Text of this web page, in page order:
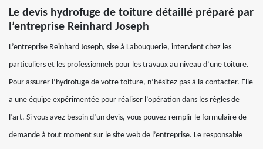
Le devis hydrofuge de toiture détaillé préparé par
l’entreprise Reinhard Joseph
L’entreprise Reinhard Joseph, sise à Labouquerie, intervient chez les
particuliers et les professionnels pour les travaux au niveau d’une toiture.
Pour assurer l’hydrofuge de votre toiture, n’hésitez pas à la contacter. Elle
a une équipe expérimentée pour réaliser l’opération dans les règles de
l’art. Si vous avez besoin d’un devis, vous pouvez remplir le formulaire de
demande à tout moment sur le site web de l’entreprise. Le responsable